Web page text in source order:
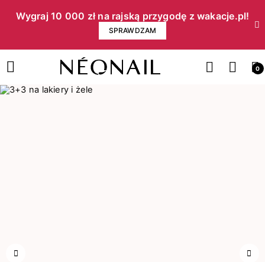
Wygraj 10 000 zł na rajską przygodę z wakacje.pl!​
SPRAWDZAM
0